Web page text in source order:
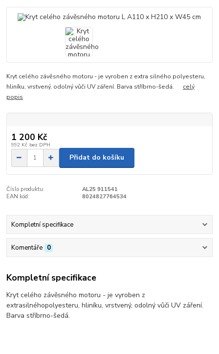
Kryt celého závěsného motoru - je vyroben z extra silného polyesteru,
hliníku, vrstvený, odolný vůči UV záření. Barva stříbrno-šedá. celý
popis
1 200 Kč
992 Kč bez DPH
Přidat do košíku
Číslo produktu:
AL25 911541
EAN kód:
8024827764534
Kompletní specifikace
Komentáře 0
Kompletní specifikace
Kryt celého závěsnéhomotoru - je vyroben z
extrasilnéhopolyesteru, hliníku, vrstvený,odolný vůči UV záření.
Barva stříbrno-šedá.